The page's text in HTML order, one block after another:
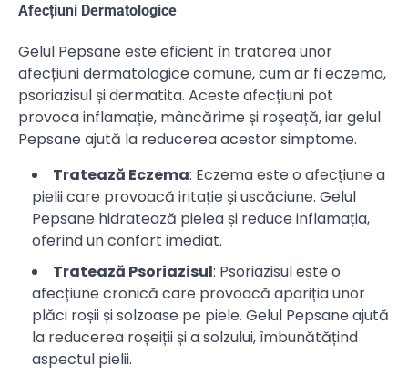
Afecțiuni Dermatologice
Gelul Pepsane este eficient în tratarea unor
afecțiuni dermatologice comune, cum ar fi eczema,
psoriazisul și dermatita. Aceste afecțiuni pot
provoca inflamație, mâncărime și roșeață, iar gelul
Pepsane ajută la reducerea acestor simptome.
Tratează Eczema: Eczema este o afecțiune a
pielii care provoacă iritație și uscăciune. Gelul
Pepsane hidratează pielea și reduce inflamația,
oferind un confort imediat.
Tratează Psoriazisul: Psoriazisul este o
afecțiune cronică care provoacă apariția unor
plăci roșii și solzoase pe piele. Gelul Pepsane ajută
la reducerea roșeiții și a solzului, îmbunătățind
aspectul pielii.